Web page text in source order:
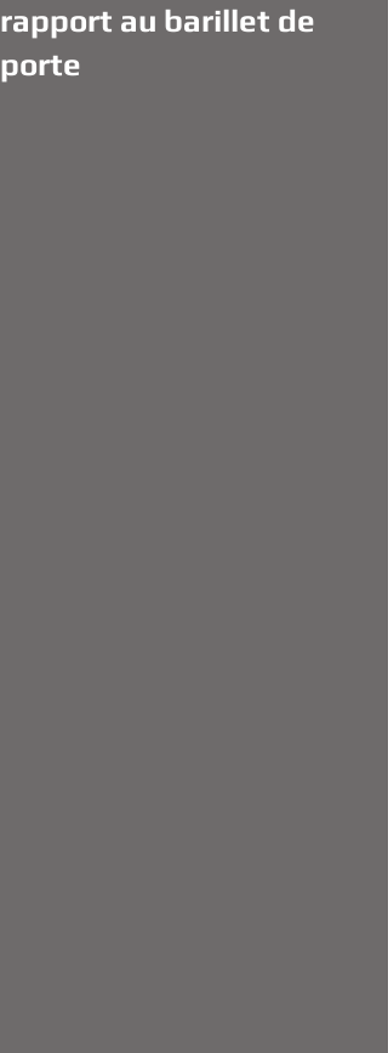
rapport au barillet de
porte